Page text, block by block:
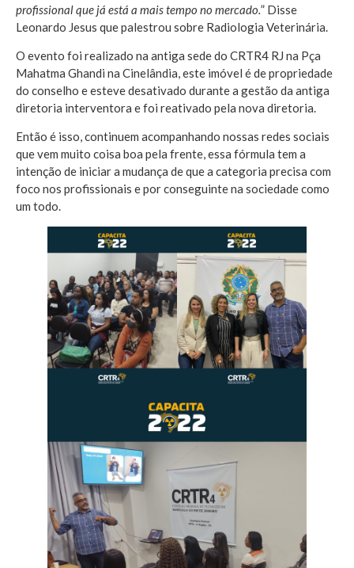
profissional que já está a mais tempo no mercado.” Disse
Leonardo Jesus que palestrou sobre Radiologia Veterinária.
O evento foi realizado na antiga sede do CRTR4 RJ na Pça
Mahatma Ghandi na Cinelândia, este imóvel é de propriedade
do conselho e esteve desativado durante a gestão da antiga
diretoria interventora e foi reativado pela nova diretoria.
Então é isso, continuem acompanhando nossas redes sociais
que vem muito coisa boa pela frente, essa fórmula tem a
intenção de iniciar a mudança de que a categoria precisa com
foco nos profissionais e por conseguinte na sociedade como
um todo.